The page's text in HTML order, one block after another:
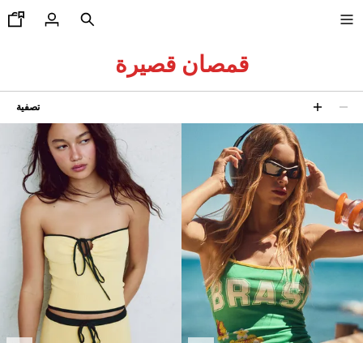
قمصان قصيرة​
تصفية
جديدنا
CURATED BY
COMBO WINS %
الكل
و قمصان بولو
جينز